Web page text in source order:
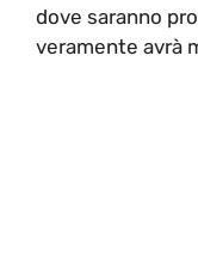
dove saranno
veramente avrà